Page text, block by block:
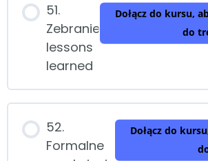
51.
Zebranie
lessons
learned
Dołącz do kursu,
do
52.
Formalne
Dołącz do